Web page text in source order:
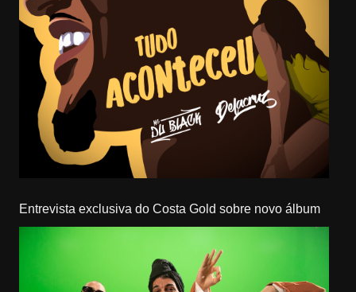
Entrevista exclusiva do Costa Gold sobre novo álbum